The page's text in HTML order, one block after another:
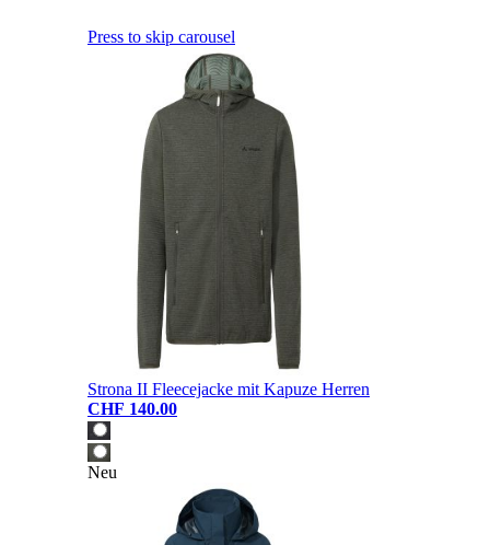
Press to skip carousel
Strona II Fleecejacke mit Kapuze Herren
CHF 140.00
Neu